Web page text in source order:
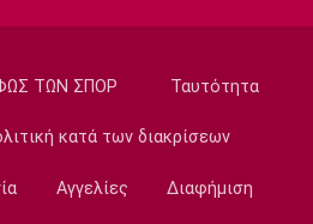
Αλεξανδρή: «Μας
ΤΩΝ ΣΠΟΡ Ταυτότητα
κατά των διακρίσεων
Αγγελίες Διαφήμιση